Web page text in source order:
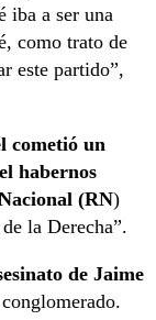
iba a ser una
como trato de
este partido”,
cometió un
habernos
(RN)
la Derecha”.
de Jaime